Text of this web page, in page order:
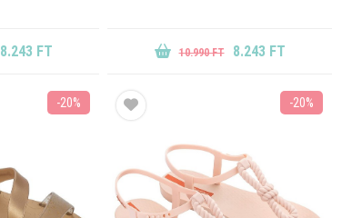
8.243 FT 10.990 FT 8.243 FT
-20% -20%